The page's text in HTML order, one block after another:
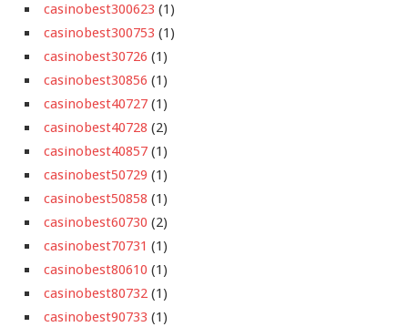
casinobest300623 (1)
casinobest300753 (1)
casinobest30726 (1)
casinobest30856 (1)
casinobest40727 (1)
casinobest40728 (2)
casinobest40857 (1)
casinobest50729 (1)
casinobest50858 (1)
casinobest60730 (2)
casinobest70731 (1)
casinobest80610 (1)
casinobest80732 (1)
casinobest90733 (1)